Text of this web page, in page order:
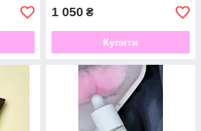
1 050 ₴
Купити